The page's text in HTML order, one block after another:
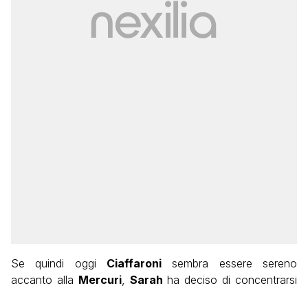
Se quindi oggi Ciaffaroni sembra essere sereno
accanto alla Mercuri, Sarah ha deciso di concentrarsi